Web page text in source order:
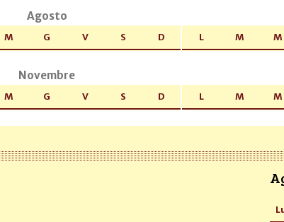
Agosto
M G V S D L M M
Novembre
M G V S D L M M